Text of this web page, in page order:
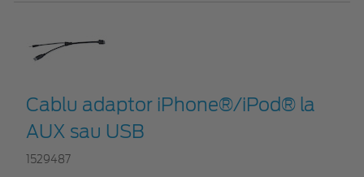
Cablu adaptor iPhone®/iPod® la
AUX sau USB
1529487